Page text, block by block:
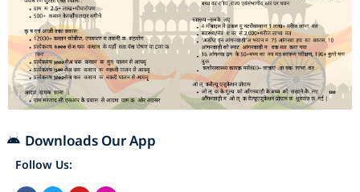
Downloads Our App
Follow Us: